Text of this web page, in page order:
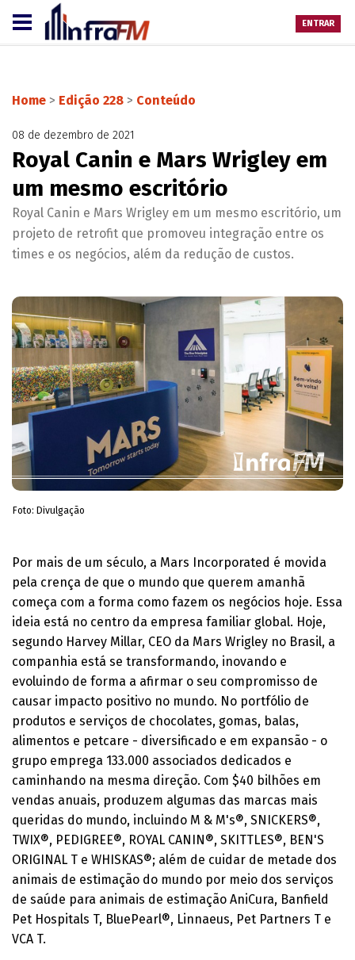
ENTRAR
Home > Edição 228 > Conteúdo
08 de dezembro de 2021
Royal Canin e Mars Wrigley em
um mesmo escritório
Royal Canin e Mars Wrigley em um mesmo escritório, um
projeto de retrofit que promoveu integração entre os
times e os negócios, além da redução de custos.
Foto: Divulgação
​Por mais de um século, a Mars Incorporated é movida
pela crença de que o mundo que querem amanhã
começa com a forma como fazem os negócios hoje. Essa
ideia está no centro da empresa familiar global. Hoje,
segundo Harvey Millar, CEO da Mars Wrigley no Brasil, a
companhia está se transformando, inovando e
evoluindo de forma a afirmar o seu compromisso de
causar impacto positivo no mundo. No portfólio de
produtos e serviços de chocolates, gomas, balas,
alimentos e petcare - diversificado e em expansão - o
grupo emprega 133.000 associados dedicados e
caminhando na mesma direção. Com $40 bilhões em
vendas anuais, produzem algumas das marcas mais
queridas do mundo, incluindo M & M's®️, SNICKERS®️,
TWIX®️, PEDIGREE®️, ROYAL CANIN®️, SKITTLES®️, BEN'S
ORIGINAL T️ e WHISKAS®️; além de cuidar de metade dos
animais de estimação do mundo por meio dos serviços
de saúde para animais de estimação AniCura, Banfield
Pet Hospitals T️, BluePearl®️, Linnaeus, Pet Partners T️ e
VCA T️.